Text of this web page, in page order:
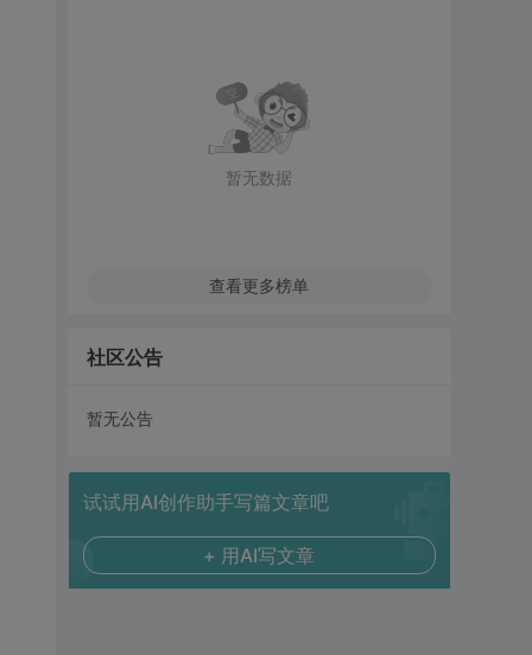
暂无数据
查看更多榜单
社区公告
暂无公告
试试用AI创作助手写篇文章吧
+ 用AI写文章